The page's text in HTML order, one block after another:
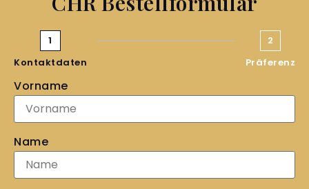
1
Kontaktdaten
2
Präferenz
Vorname
Name